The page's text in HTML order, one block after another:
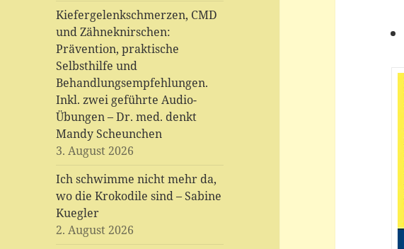
Kiefergelenkschmerzen, CMD
und Zähneknirschen:
Prävention, praktische
Selbsthilfe und
Behandlungsempfehlungen.
Inkl. zwei geführte Audio-
Übungen – Dr. med. denkt
Mandy Scheunchen
3. August 2026
Ich schwimme nicht mehr da,
wo die Krokodile sind – Sabine
Kuegler
2. August 2026